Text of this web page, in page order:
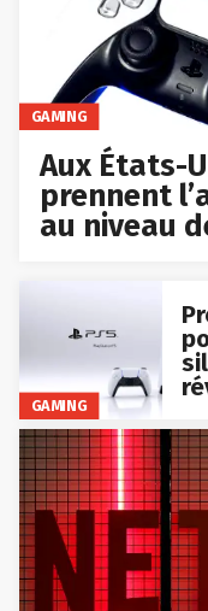
GAMING
Aux États-
prennent
au niveau
GAMING